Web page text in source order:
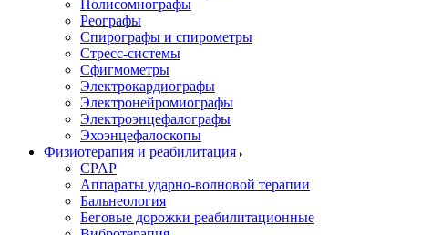
Полисомнографы
Реографы
Спирографы и спирометры
Стресс-системы
Сфигмометры
Электрокардиографы
Электронейромиографы
Электроэнцефалографы
Эхоэнцефалоскопы
Физиотерапия и реабилитация
CPAP
Аппараты ударно-волновой терапии
Бальнеология
Беговые дорожки реабилитационные